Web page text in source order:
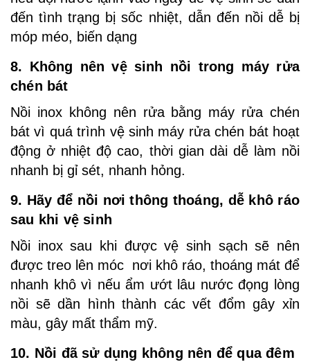
đến tình trạng bị sốc nhiệt, dẫn đến nồi dễ bị
móp méo, biến dạng
8. Không nên vệ sinh nồi trong máy rửa
chén bát
Nồi inox không nên rửa bằng máy rửa chén
bát vì quá trình vệ sinh máy rửa chén bát hoạt
động ở nhiệt độ cao, thời gian dài dễ làm nồi
nhanh bị gỉ sét, nhanh hỏng.
9. Hãy để nồi nơi thông thoáng, dễ khô ráo
sau khi vệ sinh
Nồi inox sau khi được vệ sinh sạch sẽ nên
được treo lên móc nơi khô ráo, thoáng mát để
nhanh khô vì nếu ẩm ướt lâu nước đọng lòng
nồi sẽ dần hình thành các vết đổm gây xỉn
màu, gây mất thẩm mỹ.
10. Nồi đã sử dụng không nên để qua đêm